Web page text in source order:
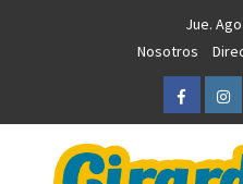
Jue.
Nosotros
Facebook